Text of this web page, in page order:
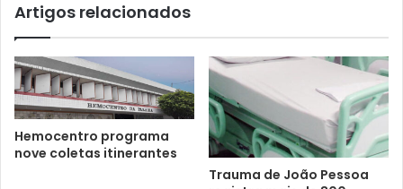
Artigos relacionados
Hemocentro programa
nove coletas itinerantes
Trauma de João Pessoa